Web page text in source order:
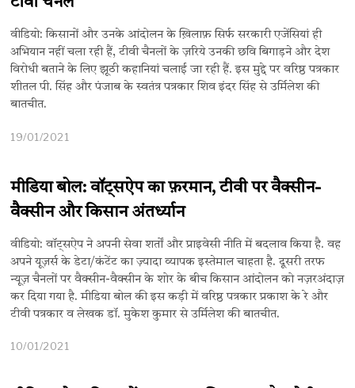
वीडियो: किसानों और उनके आंदोलन के ख़िलाफ़ सिर्फ सरकारी एजेंसियां ही
अभियान नहीं चला रही हैं, टीवी चैनलों के ज़रिये उनकी छवि बिगाड़ने और देश
विरोधी बताने के लिए झूठी कहानियां चलाई जा रही हैं. इस मुद्दे पर वरिष्ठ पत्रकार
शीतल पी. सिंह और पंजाब के स्वतंत्र पत्रकार शिव इंदर सिंह से उर्मिलेश की
बातचीत.
19/01/2021
मीडिया बोल: वॉट्सऐप का फ़रमान, टीवी पर वैक्सीन-
वैक्सीन और किसान अंतर्ध्यान
वीडियो: वॉट्सऐप ने अपनी सेवा शर्तों और प्राइवेसी नीति में बदलाव किया है. वह
अपने यूज़र्स के डेटा/कंटेंट का ज़्यादा व्यापक इस्तेमाल चाहता है. दूसरी तरफ
न्यूज़ चैनलों पर वैक्सीन-वैक्सीन के शोर के बीच किसान आंदोलन को नज़रअंदाज़
कर दिया गया है. मीडिया बोल की इस कड़ी में वरिष्ठ पत्रकार प्रकाश के रे और
टीवी पत्रकार व लेखक डॉ. मुकेश कुमार से उर्मिलेश की बातचीत.
10/01/2021